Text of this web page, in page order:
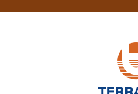
NOUVELLES